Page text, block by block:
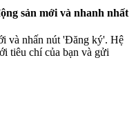
sản mới và nhanh nhất
và nhấn nút 'Đăng ký'. Hệ
tiêu chí của bạn và gửi